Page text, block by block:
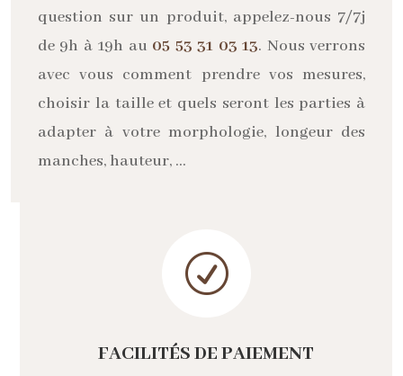
question sur un produit, appelez-nous 7/7j
de 9h à 19h au 05 53 31 03 13. Nous verrons
avec vous comment prendre vos mesures,
choisir la taille et quels seront les parties à
adapter à votre morphologie, longeur des
manches, hauteur, …
R
FACILITÉS DE PAIEMENT